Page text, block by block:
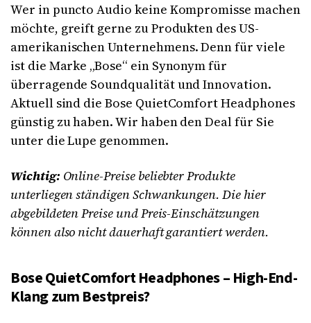
Wer in puncto Audio keine Kompromisse machen
möchte, greift gerne zu Produkten des US-
amerikanischen Unternehmens. Denn für viele
ist die Marke „Bose“ ein Synonym für
überragende Soundqualität und Innovation.
Aktuell sind die Bose QuietComfort Headphones
günstig zu haben. Wir haben den Deal für Sie
unter die Lupe genommen.
Wichtig: Online-Preise beliebter Produkte
unterliegen ständigen Schwankungen. Die hier
abgebildeten Preise und Preis-Einschätzungen
können also nicht dauerhaft garantiert werden.
Bose QuietComfort Headphones – High-End-
Klang zum Bestpreis?